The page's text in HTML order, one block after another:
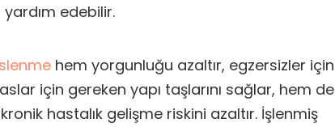
edebilir.
hem yorgunluğu azaltır, egzersizler için
için gereken yapı taşlarını sağlar, hem de
hastalık gelişme riskini azaltır. İşlenmiş